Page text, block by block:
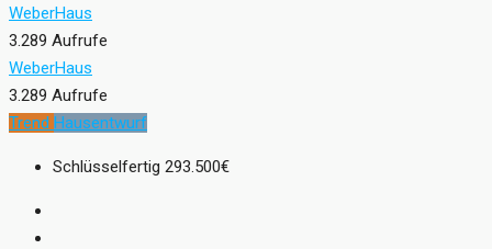
WeberHaus
3.289 Aufrufe
WeberHaus
3.289 Aufrufe
Trend Hausentwurf
Schlüsselfertig 293.500€